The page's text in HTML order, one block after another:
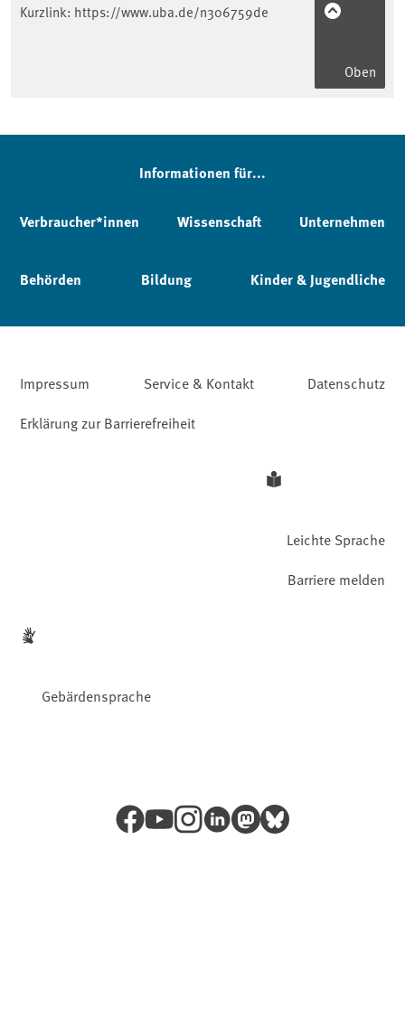
Kurzlink: https://www.uba.de/n306759de
Oben
Informationen für...
Verbraucher*innen Wissenschaft Unternehmen
Behörden Bildung Kinder & Jugendliche
Impressum Service & Kontakt
Datenschutz
Erklärung zur Barrierefreiheit
Leichte Sprache
Gebärdensprache
Barriere melden